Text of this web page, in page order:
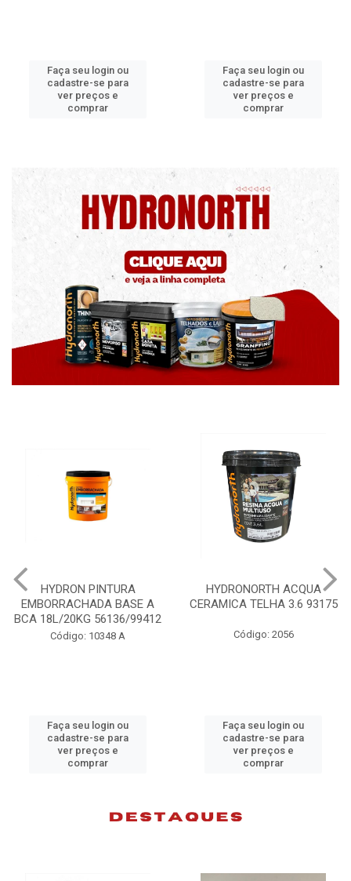
Faça seu login ou
cadastre-se para
ver preços e
comprar
Faça seu login ou
cadastre-se para
ver preços e
comprar
HYDRON PINTURA
EMBORRACHADA BASE A
BCA 18L/20KG 56136/99412
Código: 10348 A
Faça seu login ou
cadastre-se para
ver preços e
comprar
HYDRONORTH ACQUA
CERAMICA TELHA 3.6 93175
Código: 2056
Faça seu login ou
cadastre-se para
ver preços e
comprar